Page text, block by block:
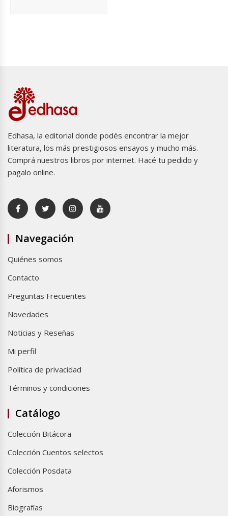
Edhasa, la editorial donde podés encontrar la mejor
literatura, los más prestigiosos ensayos y mucho más.
Comprá nuestros libros por internet. Hacé tu pedido y
pagalo online.
Navegación
Quiénes somos
Contacto
Preguntas Frecuentes
Novedades
Noticias y Reseñas
Mi perfil
Política de privacidad
Términos y condiciones
Catálogo
Colección Bitácora
Colección Cuentos selectos
Colección Posdata
Aforismos
Biografías